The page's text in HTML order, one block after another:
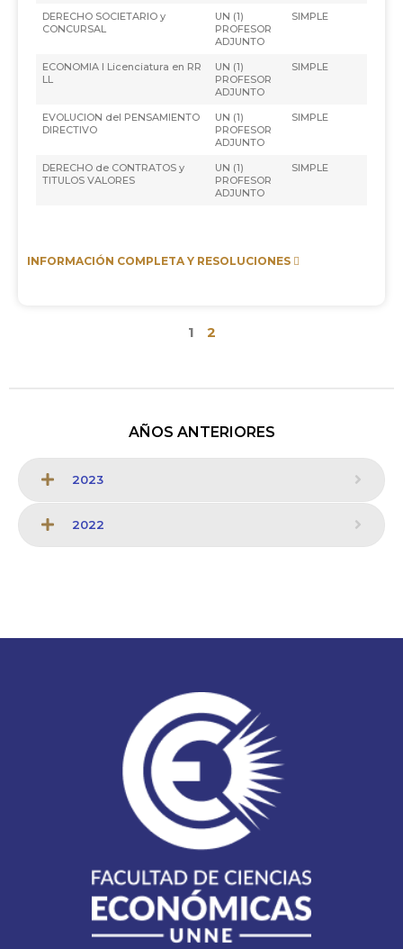
DERECHO SOCIETARIO y
CONCURSAL
UN (1)
PROFESOR
ADJUNTO
SIMPLE
ECONOMIA I Licenciatura en RR
LL
UN (1)
PROFESOR
ADJUNTO
SIMPLE
EVOLUCION del PENSAMIENTO
DIRECTIVO
UN (1)
PROFESOR
ADJUNTO
SIMPLE
DERECHO de CONTRATOS y
TITULOS VALORES
UN (1)
PROFESOR
ADJUNTO
SIMPLE
INFORMACIÓN COMPLETA Y RESOLUCIONES
1 2
AÑOS ANTERIORES
2023
2022